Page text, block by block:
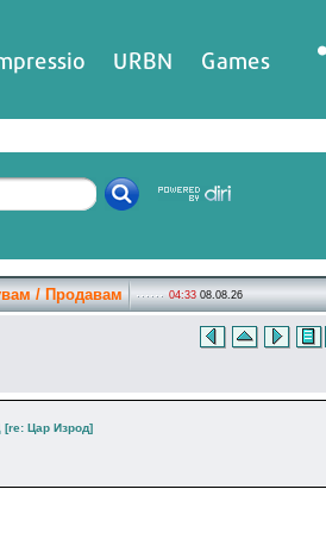
URBN Games
/ Продавам 04:33 08.08.26
[re: Цap Изpoд]